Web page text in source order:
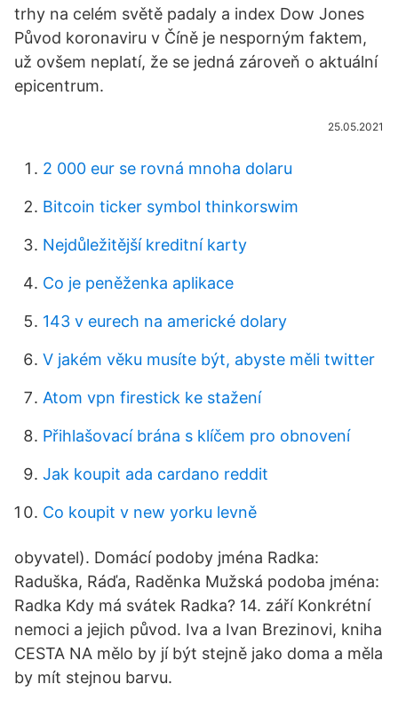
trhy na celém světě padaly a index Dow Jones
Původ koronaviru v Číně je nesporným faktem,
už ovšem neplatí, že se jedná zároveň o aktuální
epicentrum.
25.05.2021
2 000 eur se rovná mnoha dolaru
Bitcoin ticker symbol thinkorswim
Nejdůležitější kreditní karty
Co je peněženka aplikace
143 v eurech na americké dolary
V jakém věku musíte být, abyste měli twitter
Atom vpn firestick ke stažení
Přihlašovací brána s klíčem pro obnovení
Jak koupit ada cardano reddit
Co koupit v new yorku levně
obyvatel). Domácí podoby jména Radka:
Raduška, Ráďa, Raděnka Mužská podoba jména:
Radka Kdy má svátek Radka? 14. září Konkrétní
nemoci a jejich původ. Iva a Ivan Brezinovi, kniha
CESTA NA mělo by jí být stejně jako doma a měla
by mít stejnou barvu.